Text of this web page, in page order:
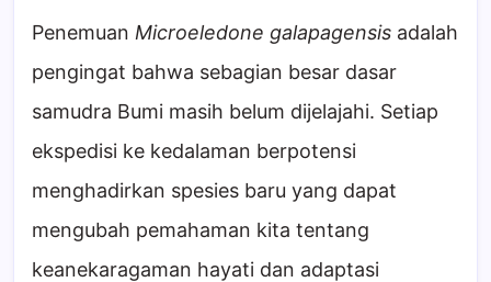
Penemuan Microeledone galapagensis adalah
pengingat bahwa sebagian besar dasar
samudra Bumi masih belum dijelajahi. Setiap
ekspedisi ke kedalaman berpotensi
menghadirkan spesies baru yang dapat
mengubah pemahaman kita tentang
keanekaragaman hayati dan adaptasi